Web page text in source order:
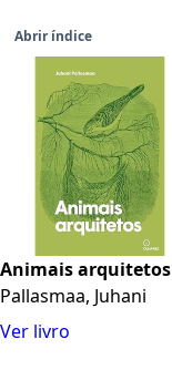
Abrir índice
Animais arquitetos
Pallasmaa, Juhani
Ver livro